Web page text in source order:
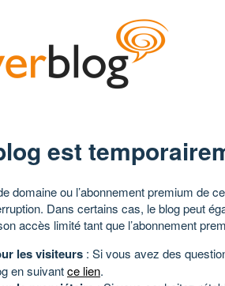
est
domaine ou l’abonnement premium de
Dans certains cas, le blog peut
accès limité tant que l’abonnement
les visiteurs : Si vous avez des
en suivantce lien.